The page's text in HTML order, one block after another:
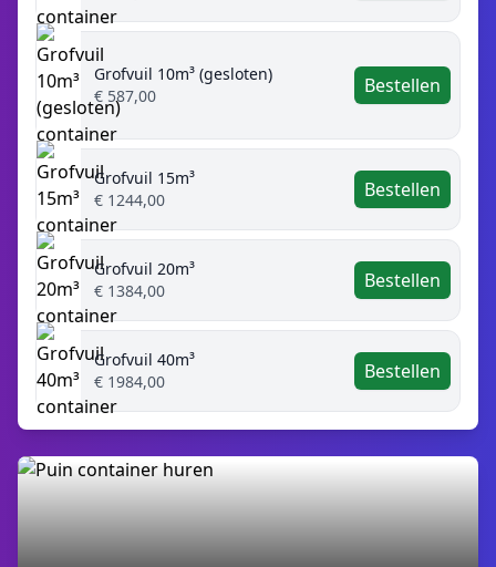
Grofvuil 10m³ (gesloten)
€ 587,00
Bestellen
Grofvuil 15m³
€ 1244,00
Bestellen
Grofvuil 20m³
€ 1384,00
Bestellen
Grofvuil 40m³
€ 1984,00
Bestellen